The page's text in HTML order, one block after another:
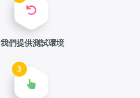
我們提供測試環境
3